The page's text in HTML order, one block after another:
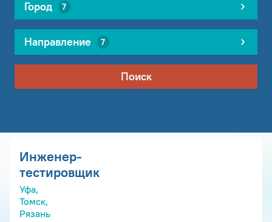
Город 7
Направление 7
Поиск
Инженер-
тестировщик
Уфа,
Томск,
Рязань